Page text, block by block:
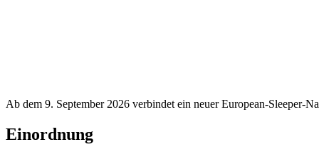
Ab dem 9. September 2026 verbindet ein neuer European-Sleeper-
Einordnung